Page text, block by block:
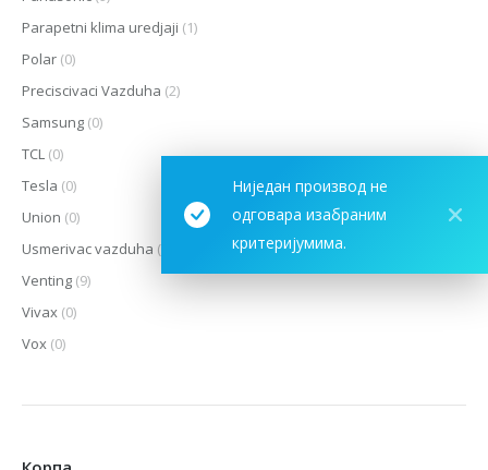
Ниједан производ не
одговара изабраним
критеријумима.
Parapetni klima uredjaji (1)
Polar (0)
Preciscivaci Vazduha (2)
Samsung (0)
TCL (0)
Tesla (0)
Union (0)
Usmerivac vazduha (1)
Venting (9)
Vivax (0)
Vox (0)